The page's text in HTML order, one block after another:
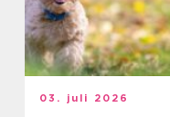
03. juli 2026